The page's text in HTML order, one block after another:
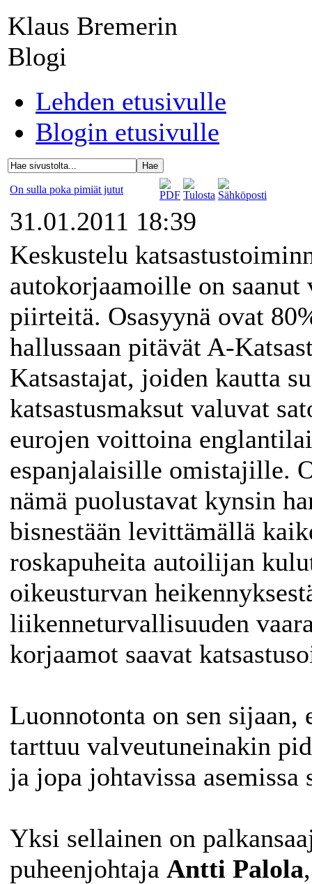
Klaus Bremerin
Blogi
Lehden etusivulle
Blogin etusivulle
On sulla poka pimiät jutut
31.01.2011 18:39
Keskustelu
autokorjaamoille on saanut
piirteitä. Osasyynä ovat
hallussaan pitävät A-
Katsastajat, joiden kautta
katsastusmaksut valuvat
eurojen voittoina
espanjalaisille omistajille.
nämä puolustavat kynsin
bisnestään levittämällä
roskapuheita autoilijan
oikeusturvan
liikenneturvallisuuden
korjaamot saavat
Luonnotonta on sen sijaan,
tarttuu valveutuneinakin
ja jopa johtavissa asemissa
Yksi sellainen on
puheenjohtaja Antti Palola